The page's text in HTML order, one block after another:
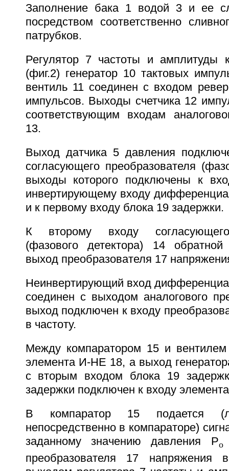
Заполнение бака 1 водой 3 и ее
посредством соответственно
патрубков.
Регулятор 7 частоты и амплитуды
(фиг.2) генератор 10 тактовых
вентиль 11 соединен с входом
импульсов. Выходы счетчика 12
соответствующим входам
13.
Выход датчика 5 давления
согласующего преобразователя
выходы которого подключены к
инвертирующему входу
и к первому входу блока 19 задержки.
К второму входу согласующего
(фазового детектора) 14
выход преобразователя 17
Неинвертирующий вход
соединен с выходом аналогового
выход подключен к входу
в частоту.
Между компаратором 15 и
элемента И-НЕ 18, а выход
с вторым входом блока 19
задержки подключен к входу
В компаратор 15 подается
непосредственно в компараторе)
заданному значению давления Ро
преобразователя 17 напряжения